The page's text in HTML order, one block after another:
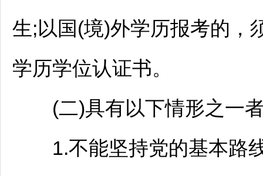
生;以国(境)外学历报考的，
学历学位认证书。
(二)具有以下情形之一者
1.不能坚持党的基本路线